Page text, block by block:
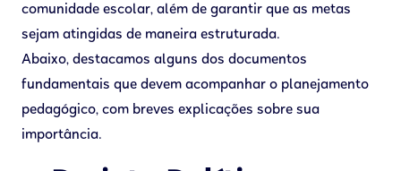
comunidade escolar, além de garantir que as metas
sejam atingidas de maneira estruturada.
Abaixo, destacamos alguns dos documentos
fundamentais que devem acompanhar o planejamento
pedagógico, com breves explicações sobre sua
importância.